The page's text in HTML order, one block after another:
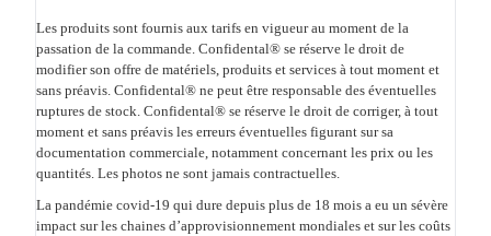
Les produits sont fournis aux tarifs en vigueur au moment de la
passation de la commande. Confidental® se réserve le droit de
modifier son offre de matériels, produits et services à tout moment et
sans préavis. Confidental® ne peut être responsable des éventuelles
ruptures de stock. Confidental® se réserve le droit de corriger, à tout
moment et sans préavis les erreurs éventuelles figurant sur sa
documentation commerciale, notamment concernant les prix ou les
quantités. Les photos ne sont jamais contractuelles.
La pandémie covid-19 qui dure depuis plus de 18 mois a eu un sévère
impact sur les chaines d’approvisionnement mondiales et sur les coûts